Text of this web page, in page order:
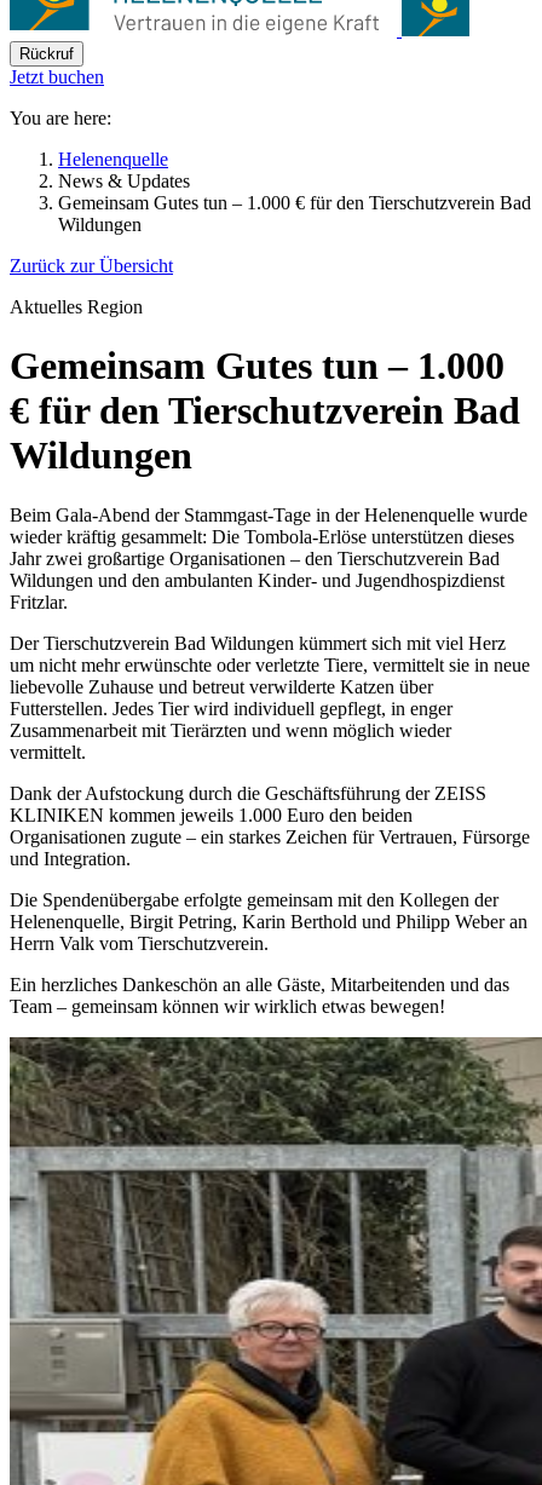
Rückruf
Jetzt buchen
You are here:
Helenenquelle
News & Updates
Gemeinsam Gutes tun – 1.000 € für den Tierschutzverein Bad
Wildungen
Zurück zur Übersicht
Aktuelles Region
Gemeinsam Gutes tun – 1.000
€ für den Tierschutzverein Bad
Wildungen
Beim Gala-Abend der Stammgast-Tage in der Helenenquelle wurde
wieder kräftig gesammelt: Die Tombola-Erlöse unterstützen dieses
Jahr zwei großartige Organisationen – den Tierschutzverein Bad
Wildungen und den ambulanten Kinder- und Jugendhospizdienst
Fritzlar.
Der Tierschutzverein Bad Wildungen kümmert sich mit viel Herz
um nicht mehr erwünschte oder verletzte Tiere, vermittelt sie in neue
liebevolle Zuhause und betreut verwilderte Katzen über
Futterstellen. Jedes Tier wird individuell gepflegt, in enger
Zusammenarbeit mit Tierärzten und wenn möglich wieder
vermittelt.
Dank der Aufstockung durch die Geschäftsführung der ZEISS
KLINIKEN kommen jeweils 1.000 Euro den beiden
Organisationen zugute – ein starkes Zeichen für Vertrauen, Fürsorge
und Integration.
Die Spendenübergabe erfolgte gemeinsam mit den Kollegen der
Helenenquelle, Birgit Petring, Karin Berthold und Philipp Weber an
Herrn Valk vom Tierschutzverein.
Ein herzliches Dankeschön an alle Gäste, Mitarbeitenden und das
Team – gemeinsam können wir wirklich etwas bewegen!